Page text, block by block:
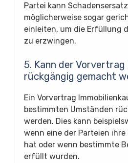
Partei kann
möglicherweise sogar
einleiten, um die Erfüllung
zu erzwingen.
5. Kann der Vorvertrag
rückgängig gemacht
Ein Vorvertrag
bestimmten Umständen
werden. Dies kann
wenn eine der Parteien
hat oder wenn bestimmte
erfüllt wurden.